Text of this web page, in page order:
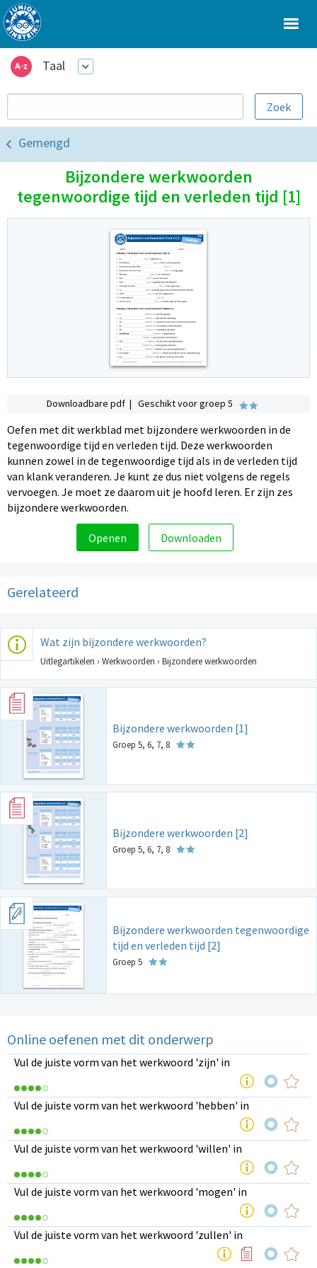
Taal
Gemengd
Bijzondere werkwoorden
tegenwoordige tijd en verleden tijd [1]
Downloadbare pdf | Geschikt voor groep 5
Oefen met dit werkblad met bijzondere werkwoorden in de
tegenwoordige tijd en verleden tijd. Deze werkwoorden
kunnen zowel in de tegenwoordige tijd als in de verleden tijd
van klank veranderen. Je kunt ze dus niet volgens de regels
vervoegen. Je moet ze daarom uit je hoofd leren. Er zijn zes
bijzondere werkwoorden.
Openen Downloaden
Gerelateerd
Wat zijn bijzondere werkwoorden?
Uitlegartikelen › Werkwoorden › Bijzondere werkwoorden
Bijzondere werkwoorden [1]
Groep 5, 6, 7, 8
Bijzondere werkwoorden [2]
Groep 5, 6, 7, 8
Bijzondere werkwoorden tegenwoordige
tijd en verleden tijd [2]
Groep 5
Online oefenen met dit onderwerp
Vul de juiste vorm van het werkwoord 'zijn' in
Vul de juiste vorm van het werkwoord 'hebben' in
Vul de juiste vorm van het werkwoord 'willen' in
Vul de juiste vorm van het werkwoord 'mogen' in
Vul de juiste vorm van het werkwoord 'zullen' in